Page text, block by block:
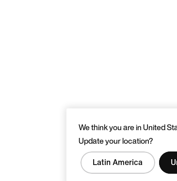
We think you are in United
Update your location?
Latin America